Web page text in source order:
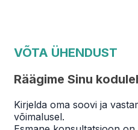
VÕTA ÜHENDUST
Räägime Sinu
Kirjelda oma soovi ja
võimalusel.